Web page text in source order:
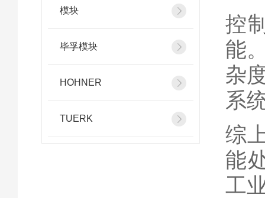
模块
毕孚模块
HOHNER
TUERK
控
能
杂
系
综
能
工